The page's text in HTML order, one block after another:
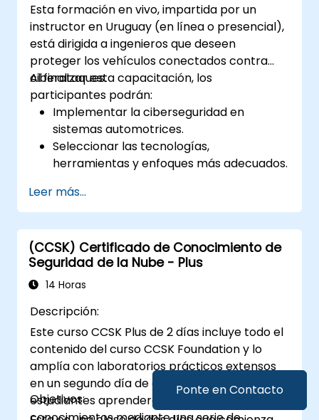
Ponte en Contacto
Esta formación en vivo, impartida por un
instructor en Uruguay (en línea o presencial),
está dirigida a ingenieros que deseen
proteger los vehículos conectados contra
ciberataques.
Al finalizar esta capacitación, los
participantes podrán:
Implementar la ciberseguridad en
sistemas automotrices.
Seleccionar las tecnologías,
herramientas y enfoques más adecuados.
Leer más...
(CCSK) Certificado de Conocimiento de
Seguridad de la Nube - Plus
14 Horas
Descripción:
Este curso CCSK Plus de 2 días incluye todo el
contenido del curso CCSK Foundation y lo
amplía con laboratorios prácticos extensos
en un segundo día de capacitación. Los
estudiantes aprenderán a aplicar sus
Objetivos: